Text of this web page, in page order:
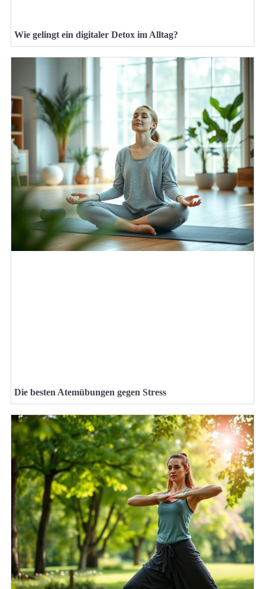
Wie gelingt ein digitaler Detox im Alltag?
Die besten Atemübungen gegen Stress